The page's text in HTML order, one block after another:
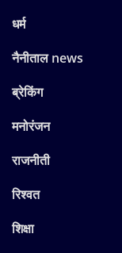
धर्म
नैनीताल news
ब्रेकिंग
मनोरंजन
राजनीती
रिश्वत
शिक्षा